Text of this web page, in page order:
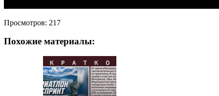
Просмотров: 217
Похожие материалы: